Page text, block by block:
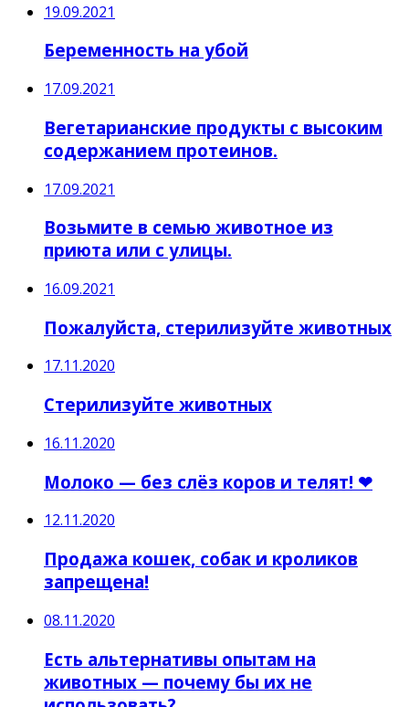
19.09.2021
Беременность на убой
17.09.2021
Вегетарианские продукты с высоким
содержанием протеинов.
17.09.2021
Возьмите в семью животное из
приюта или с улицы.
16.09.2021
Пожалуйста, стерилизуйте животных
17.11.2020
Стерилизуйте животных
16.11.2020
Молоко — без слёз коров и телят! ❤
12.11.2020
Продажа кошек, собак и кроликов
запрещена!
08.11.2020
Есть альтернативы опытам на
животных — почему бы их не